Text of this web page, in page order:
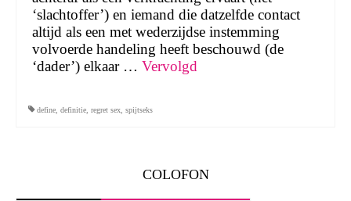
‘slachtoffer’) en iemand die datzelfde contact
altijd als een met wederzijdse instemming
volvoerde handeling heeft beschouwd (de
‘dader’) elkaar … Vervolgd
define definitie regret sex spijtseks
COLOFON